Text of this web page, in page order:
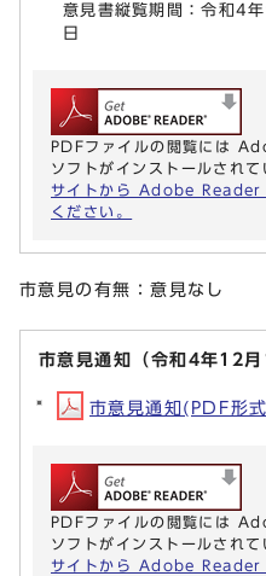
意見書縦覧期間：令和4
日
PDFファイルの閲覧には
ソフトがインストールされて
サイトから Adobe Reader
ください。
市意見の有無：意見なし
市意見通知（令和4年12月
市意見通知(PDF形
PDFファイルの閲覧には
ソフトがインストールされて
サイトから Adobe Reader